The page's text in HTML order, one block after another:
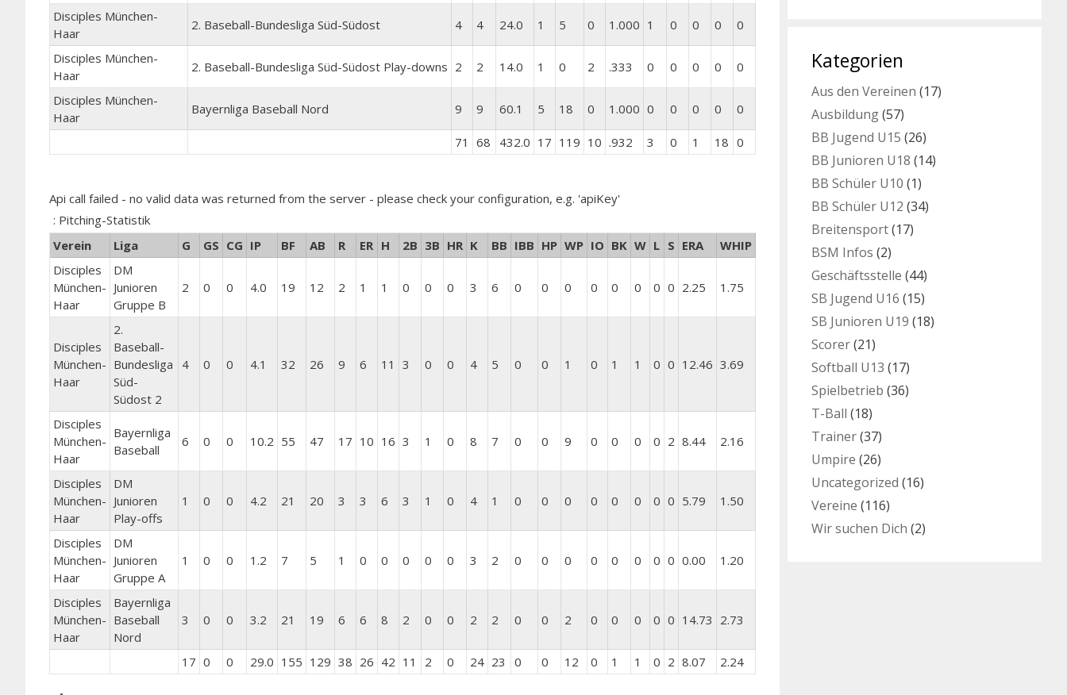
Disciples München-
Haar
2. Baseball-Bundesliga Süd-Südost 4 4 24.0 1 5 0 1.000 1 0 0 0 0
Disciples München-
Haar
2. Baseball-Bundesliga Süd-Südost Play-downs 2 2 14.0 1 0 2 .333 0 0 0 0 0
Disciples München-
Haar
Bayernliga Baseball Nord 9 9 60.1 5 18 0 1.000 0 0 0 0 0
71 68 432.0 17 119 10 .932 3 0 1 18 0
Api call failed - no valid data was returned from the server - please check your configuration, e.g. 'apiKey'
: Pitching-Statistik
Verein
Liga G GS CG IP BF AB R ER H 2B 3B HR K BB IBB HP WP IO BK W L S ERA
WHIP
Disciples
München-
Haar
DM
Junioren
Gruppe B
2 0 0 4.0 19 12 2 1 1 0 0 0 3 6 0 0 0 0 0 0 0 0 2.25 1.75
Disciples
München-
Haar
2.
Baseball-
Bundesliga
Süd-
Südost 2
4 0 0 4.1 32 26 9 6 11 3 0 0 4 5 0 0 1 0 1 1 0 0 12.46 3.69
Disciples
München-
Haar
Bayernliga
Baseball
6 0 0 10.2 55 47 17 10 16 3 1 0 8 7 0 0 9 0 0 0 0 2 8.44 2.16
Disciples
München-
Haar
DM
Junioren
Play-offs
1 0 0 4.2 21 20 3 3 6 3 1 0 4 1 0 0 0 0 0 0 0 0 5.79 1.50
Disciples
München-
Haar
DM
Junioren
Gruppe A
1 0 0 1.2 7 5 1 0 0 0 0 0 3 2 0 0 0 0 0 0 0 0 0.00 1.20
Disciples
München-
Haar
Bayernliga
Baseball
Nord
3 0 0 3.2 21 19 6 6 8 2 0 0 2 2 0 0 2 0 0 0 0 0 14.73 2.73
17 0 0 29.0 155 129 38 26 42 11 2 0 24 23 0 0 12 0 1 1 0 2 8.07 2.24
Kategorien
Aus den Vereinen (17)
Ausbildung(57)
BB Jugend U15 (26)
BB Junioren U18 (14)
BB Schüler U10 (1)
BB Schüler U12 (34)
Breitensport(17)
BSM Infos (2)
Geschäftsstelle (44)
SB Jugend U16 (15)
SB Junioren U19 (18)
Scorer(21)
Softball U13 (17)
Spielbetrieb (36)
T-Ball (18)
Trainer(37)
Umpire (26)
Uncategorized (16)
Vereine (116)
Wir suchen Dich (2)